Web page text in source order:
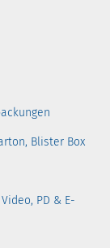
Blister Box
PD & E-